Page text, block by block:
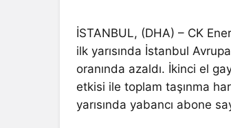
İSTANBUL, (DHA) – CK
ilk yarısında İstanbul
oranında azaldı. İkinci el
etkisi ile toplam taşınma
yarısında yabancı abone